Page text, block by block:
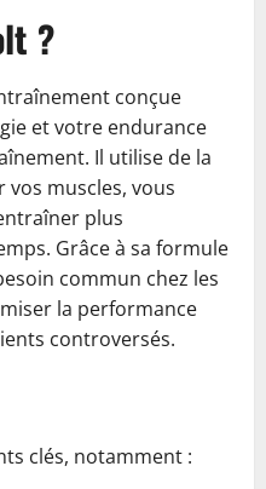
?
conçue
et votre endurance
Il utilise de la
muscles, vous
plus
Grâce à sa formule
commun chez les
la performance
controversés.
clés, notamment :